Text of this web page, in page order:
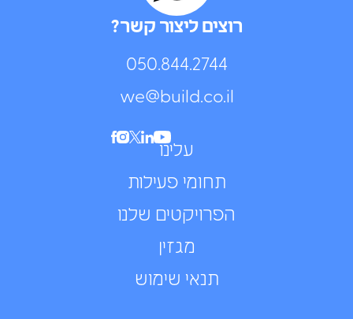
עלינו
תחומי פעילות
הפרויקטים שלנו
מגזין
תנאי שימוש
רוצים ליצור קשר?
050.844.2744⁩
we@build.co.il